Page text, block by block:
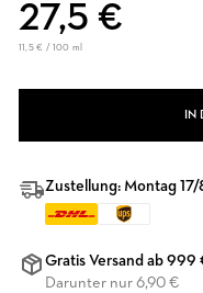
27,5 €
11,5 € / 100 ml
IN
Zustellung: Montag
Gratis Versand ab 999
Darunter nur 6,90 €